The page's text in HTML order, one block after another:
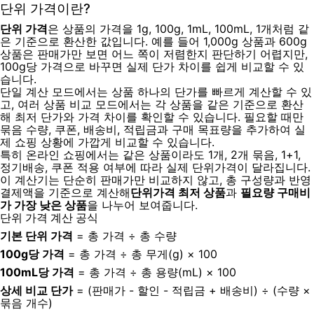
단위 가격이란?
단위 가격은 상품의 가격을 1g, 100g, 1mL, 100mL, 1개처럼 같
은 기준으로 환산한 값입니다. 예를 들어 1,000g 상품과 600g
상품은 판매가만 보면 어느 쪽이 저렴한지 판단하기 어렵지만,
100g당 가격으로 바꾸면 실제 단가 차이를 쉽게 비교할 수 있
습니다.
단일 계산 모드에서는 상품 하나의 단가를 빠르게 계산할 수 있
고, 여러 상품 비교 모드에서는 각 상품을 같은 기준으로 환산
해 최저 단가와 가격 차이를 확인할 수 있습니다. 필요할 때만
묶음 수량, 쿠폰, 배송비, 적립금과 구매 목표량을 추가하여 실
제 쇼핑 상황에 가깝게 비교할 수 있습니다.
특히 온라인 쇼핑에서는 같은 상품이라도 1개, 2개 묶음, 1+1,
정기배송, 쿠폰 적용 여부에 따라 실제 단위가격이 달라집니다.
이 계산기는 단순히 판매가만 비교하지 않고, 총 구성량과 반영
결제액을 기준으로 계산해단위가격 최저 상품과 필요량 구매비
가 가장 낮은 상품을 나누어 보여줍니다.
단위 가격 계산 공식
기본 단위 가격 = 총 가격 ÷ 총 수량
100g당 가격 = 총 가격 ÷ 총 무게(g) × 100
100mL당 가격 = 총 가격 ÷ 총 용량(mL) × 100
상세 비교 단가= (판매가 - 할인 - 적립금 + 배송비) ÷ (수량 ×
묶음 개수)